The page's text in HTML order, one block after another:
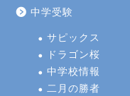
中学受験
サピックス
ドラゴン桜
中学校情報
二月の勝者